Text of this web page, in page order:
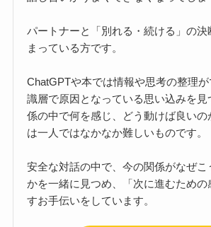
パートナーと「別れる・続ける」の決
まっている方です。
ChatGPTや本では情報や思考の整理
識層で原因となっている思い込みを見
係の中で何を感じ、どう動けば良い
は一人ではなかなか難しいものです。
安全な対話の中で、今の関係がなぜ
かを一緒に見つめ、「次に進むための
すお手伝いをしています。